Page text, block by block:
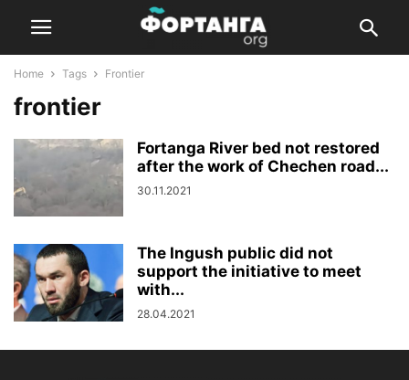
Home Tags Frontier
frontier
Fortanga River bed not restored
after the work of Chechen road...
30.11.2021
The Ingush public did not
support the initiative to meet
with...
28.04.2021